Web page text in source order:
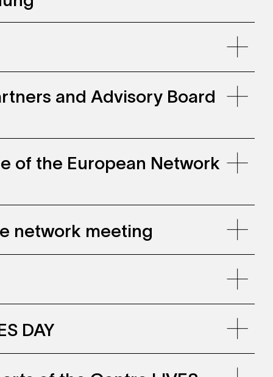
and Advisory Board
of the European Network
network meeting
DAY